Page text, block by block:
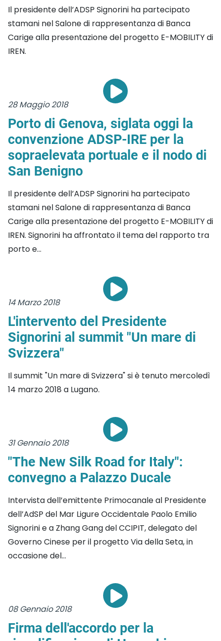
Il presidente dell’ADSP Signorini ha partecipato
stamani nel Salone di rappresentanza di Banca
Carige alla presentazione del progetto E-MOBILITY di
IREN.
28 Maggio 2018
Porto di Genova, siglata oggi la
convenzione ADSP-IRE per la
sopraelevata portuale e il nodo di
San Benigno
Il presidente dell’ADSP Signorini ha partecipato
stamani nel Salone di rappresentanza di Banca
Carige alla presentazione del progetto E-MOBILITY di
IREN. Signorini ha affrontato il tema del rapporto tra
porto e...
14 Marzo 2018
L'intervento del Presidente
Signorini al summit "Un mare di
Svizzera"
Il summit "Un mare di Svizzera" si è tenuto mercoledì
14 marzo 2018 a Lugano.
31 Gennaio 2018
"The New Silk Road for Italy":
convegno a Palazzo Ducale
Intervista dell’emittente Primocanale al Presidente
dell’AdSP del Mar Ligure Occidentale Paolo Emilio
Signorini e a Zhang Gang del CCIPIT, delegato del
Governo Cinese per il progetto Via della Seta, in
occasione del...
08 Gennaio 2018
Firma dell'accordo per la